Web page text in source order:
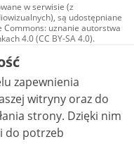
w serwisie (z
są udostępniane
Commons: uznanie autorstwa
4.0 (CC BY-SA 4.0).
w tym zdjęcia, materiały
na licencji typu
autorstwa użycie
zależnych 4.0 (CC BY-
to stwierdzone inaczej.
zapewnienia
witryny oraz do
Dzięki nim
do potrzeb